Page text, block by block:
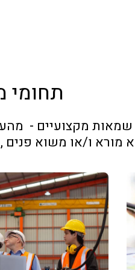
תחומי
מורא ו/או משוא פנים ,